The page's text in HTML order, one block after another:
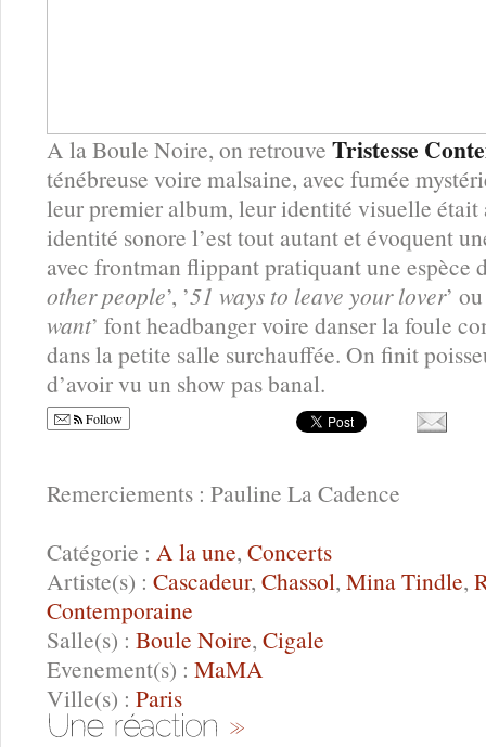
A la Boule Noire, on retrouve Tristesse
ténébreuse voire malsaine, avec fumée
leur premier album, leur identité visuelle était
identité sonore l’est tout autant et évoquent
avec frontman flippant pratiquant une espèce
other people’, ’51 ways to leave your lover’
want’ font headbanger voire danser la foule
dans la petite salle surchauffée. On finit
d’avoir vu un show pas banal.
Follow
Remerciements : Pauline La Cadence
Catégorie : A la une, Concerts
Artiste(s) : Cascadeur, Chassol, Mina Tindle,
Contemporaine
Salle(s) : Boule Noire, Cigale
Evenement(s) : MaMA
Ville(s) : Paris